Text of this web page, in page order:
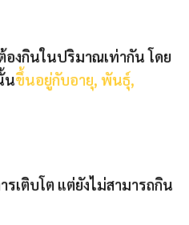
งกินในปริมาณเท่ากัน โดย
นขึ้นอยู่กับอายุ, พันธุ์,
เติบโต แต่ยังไม่สามารถกิน